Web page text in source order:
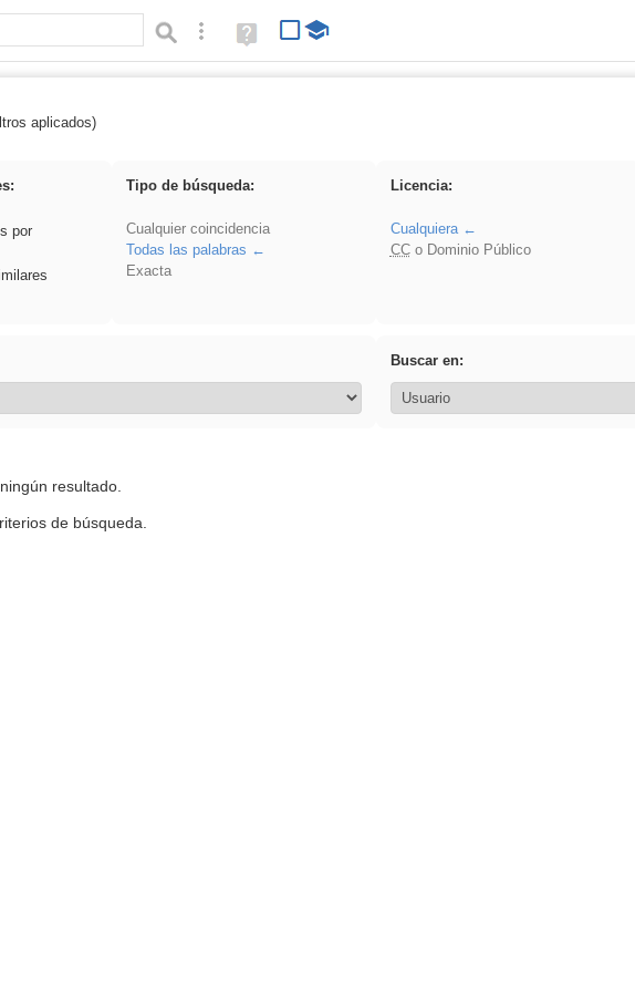
Búsqueda avanzada
Ayuda
(en
aplicados)
por
Tipo de búsqueda:
Cualquier coincidencia
Todas las palabras
Exacta
Licencia:
Cualquiera
CCo Dominio Público
Buscar en:
resultado.
de búsqueda.